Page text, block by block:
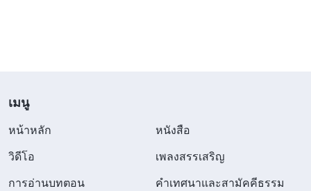
เมนู
หน้าหลัก
หนังสือ
วิดีโอ
เพลงสรรเสริญ
การอ่านบทตอน
คำเทศนาและสามัคคีธรรม